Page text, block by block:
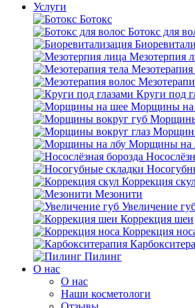
Услуги
Ботокс
Ботокс для
Мезотерпия
Мезотерапия
Круги под
Морщины на
Морщины на
Коррекция
Мезонити
Увеличение
Коррекция шеи
Коррекция
Пилинг
O нас
O нас
Наши косметологи